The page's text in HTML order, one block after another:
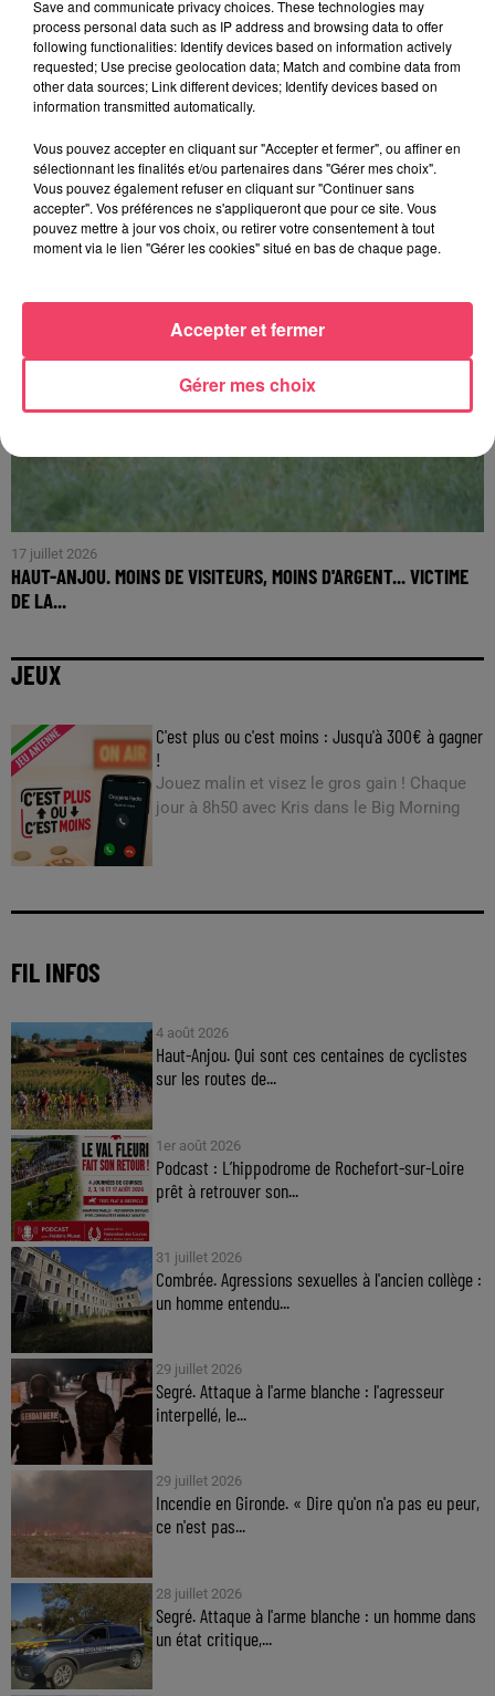
24 juillet 2026
COURSES SONT...
17 juillet 2026
HAUT-ANJOU. MOINS DE VISITEURS, MOINS D'ARGENT... VICTIME
DE LA...
JEUX
C'est plus ou c'est moins : Jusqu'à 300€ à gagner
!
Jouez malin et visez le gros gain ! Chaque
jour à 8h50 avec Kris dans le Big Morning
FIL INFOS
4 août 2026
Haut-Anjou. Qui sont ces centaines de cyclistes
sur les routes de...
1er août 2026
Podcast : L’hippodrome de Rochefort-sur-Loire
prêt à retrouver son...
31 juillet 2026
Combrée. Agressions sexuelles à l'ancien collège :
un homme entendu...
29 juillet 2026
Segré. Attaque à l'arme blanche : l'agresseur
interpellé, le...
29 juillet 2026
Incendie en Gironde. « Dire qu'on n'a pas eu peur,
ce n'est pas...
28 juillet 2026
Segré. Attaque à l'arme blanche : un homme dans
un état critique,...
Save and communicate privacy choices. These technologies may
process personal data such as IP address and browsing data to offer
following functionalities: Identify devices based on information actively
requested; Use precise geolocation data; Match and combine data from
other data sources; Link different devices; Identify devices based on
information transmitted automatically.
Vous pouvez accepter en cliquant sur "Accepter et fermer", ou affiner en
sélectionnant les finalités et/ou partenaires dans "Gérer mes choix".
Vous pouvez également refuser en cliquant sur "Continuer sans
accepter". Vos préférences ne s'appliqueront que pour ce site. Vous
pouvez mettre à jour vos choix, ou retirer votre consentement à tout
moment via le lien "Gérer les cookies" situé en bas de chaque page.
Gérer mes choix
Accepter et fermer